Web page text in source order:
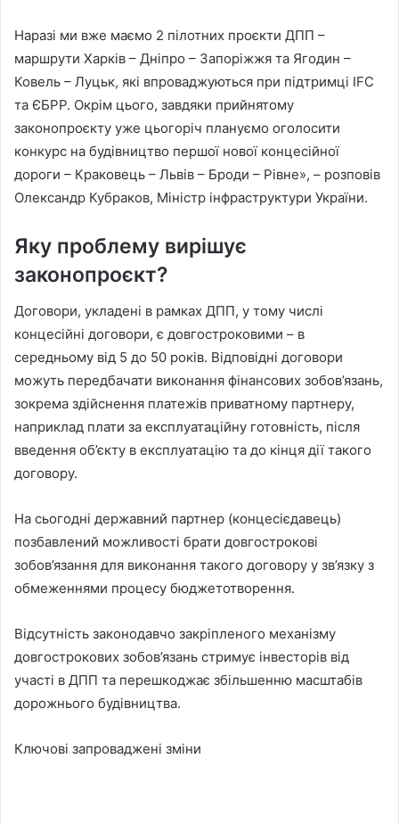
Наразі ми вже маємо 2 пілотних проєкти ДПП –
маршрути Харків – Дніпро – Запоріжжя та Ягодин –
Ковель – Луцьк, які впроваджуються при підтримці IFC
та ЄБРР. Окрім цього, завдяки прийнятому
законопроєкту уже цьогоріч плануємо оголосити
конкурс на будівництво першої нової концесійної
дороги – Краковець – Львів – Броди – Рівне», – розповів
Олександр Кубраков, Міністр інфраструктури України.
Яку проблему вирішує
законопроєкт?
Договори, укладені в рамках ДПП, у тому числі
концесійні договори, є довгостроковими – в
середньому від 5 до 50 років. Відповідні договори
можуть передбачати виконання фінансових зобов’язань,
зокрема здійснення платежів приватному партнеру,
наприклад плати за експлуатаційну готовність, після
введення об’єкту в експлуатацію та до кінця дії такого
договору.
На сьогодні державний партнер (концесієдавець)
позбавлений можливості брати довгострокові
зобов’язання для виконання такого договору у зв’язку з
обмеженнями процесу бюджетотворення.
Відсутність законодавчо закріпленого механізму
довгострокових зобов’язань стримує інвесторів від
участі в ДПП та перешкоджає збільшенню масштабів
дорожнього будівництва.
Ключові запроваджені зміни